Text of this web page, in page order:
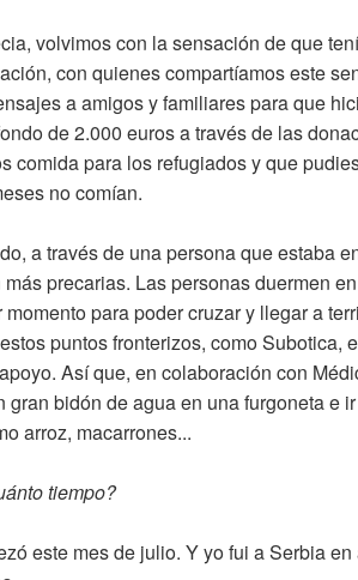
volvimos con la sensación de que
con quienes compartíamos este
a amigos y familiares para que
de 2.000 euros a través de las
comida para los refugiados y que
no comían.
a través de una persona que estaba
precarias. Las personas duermen
para poder cruzar y llegar a
puntos fronterizos, como
Así que, en colaboración con
gran bidón de agua en una furgoneta e
arroz, macarrones...
tiempo?
este mes de julio. Y yo fui a Serbia